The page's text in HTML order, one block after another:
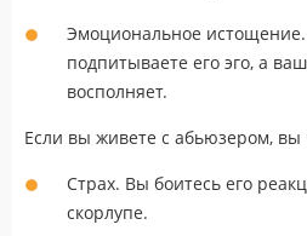
Эмоциональное
подпитываете его эго, а
восполняет.
Если вы живете с абьюзером, вы
Страх. Вы боитесь его
скорлупе.